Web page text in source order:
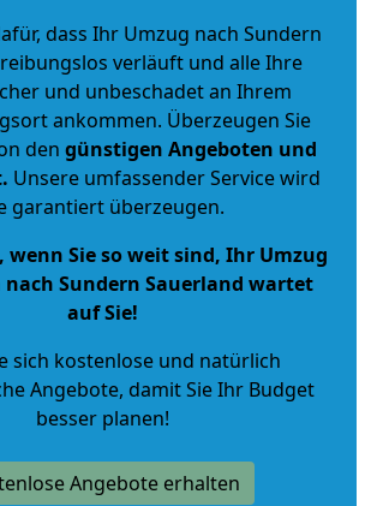
dass Ihr Umzug nach Sundern
verläuft und alle Ihre
und unbeschadet an Ihrem
ankommen. Überzeugen Sie
den günstigen Angeboten und
. Unsere umfassender Service wird
garantiert überzeugen.
wenn Sie so weit sind, Ihr Umzug
nach Sundern Sauerland wartet
auf Sie!
sich kostenlose und natürlich
Angebote, damit Sie Ihr Budget
besser planen!
Angebote erhalten